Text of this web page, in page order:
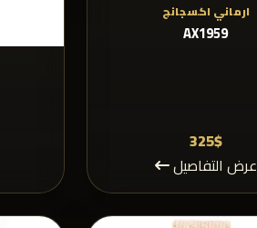
ارماني اكسجانج
AX1959
325$
عرض التفاصيل